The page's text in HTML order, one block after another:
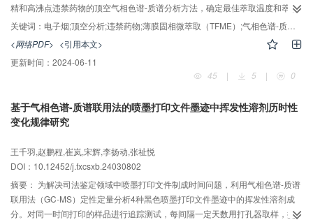
技术支持。
精和高沸点违禁药物的顶空气相色谱-质谱分析方法，确定最佳萃取温度和萃取
时间分别为180 ℃和30 min。对比了热脱附与液液萃取两种薄膜脱附方式，结
果显示二者在分析电子烟香精和违禁药物方面相互补充，但考虑方法的适用
性，建立了基于液液萃取脱附方式的电子烟特征成分检验技术。通过与传统的
样品处理方式直接稀释进样和商品化固相微萃取纤维对比，凸显基于自制PS-
DVB/PDMS薄膜顶空分析电子烟特征成分的灵敏度与普适性，所建方法具有去
势。将所建方法应用于实际案件中电子烟样品的检测，检测结果与案情相符，
证实方法的准确性与实用性。该研究为电子烟液顶空气体中的香精和违禁药物
领域具有重要意义。
关键词： 电子烟;顶空分析;违禁药物;薄膜固相微萃取（TFME）;气相色谱-质谱;微全分析
<网络PDF> <引用本文>
更新时间： 2024-06-11
45
| 5 | 0
基于气相色谱-质谱联用法的喷墨打印文件墨迹中挥发性溶剂历时性
变化规律研究
王千羽,赵鹏程,崔岚,宋辉,李扬动,张祉悦
DOI：10.12452/j.fxcsxb.24030802
摘要： 为解决司法鉴定领域中喷墨打印文件制成时间问题，利用气相色谱-质谱
联用法（GC-MS）定性定量分析4种黑色喷墨打印文件墨迹中的挥发性溶剂成
分。对同一时间打印的样品进行追踪测试，每间隔一定天数用打孔器取样，提